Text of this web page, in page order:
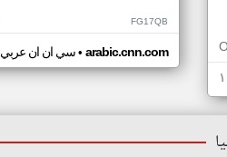
FG17QB
سي ان ان عربي• arabic.cnn.com